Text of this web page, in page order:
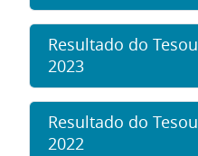
Resultado do
2023
Resultado do
2022